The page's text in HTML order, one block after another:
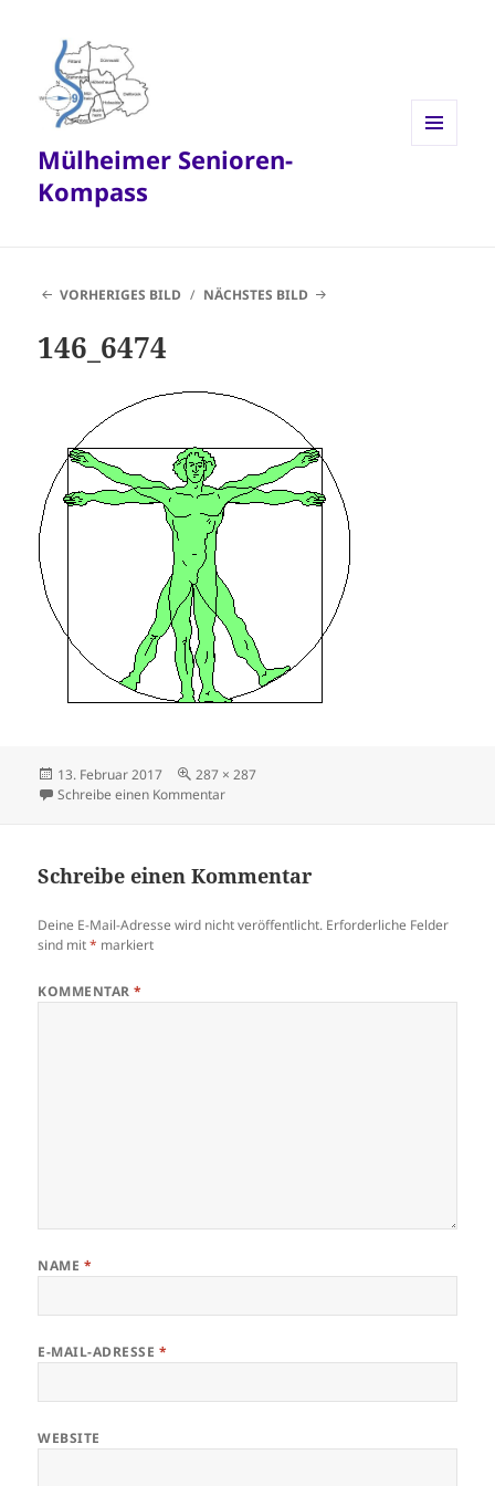
Mülheimer Senioren-
Kompass
VORHERIGES BILD NÄCHSTES BILD
146_6474
Veröffentlicht
am
13. Februar 2017
Volle
Größe
287 × 287
Schreibe einen Kommentarzu 146_6474
Schreibe einen Kommentar
Deine E-Mail-Adresse wird nicht veröffentlicht. Erforderliche Felder
sind mit* markiert
KOMMENTAR*
NAME *
E-MAIL-ADRESSE *
WEBSITE